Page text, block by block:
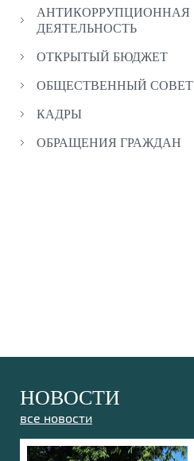
АНТИКОРРУПЦИОННАЯ
ДЕЯТЕЛЬНОСТЬ
ОТКРЫТЫЙ БЮДЖЕТ
ОБЩЕСТВЕННЫЙ СОВЕТ
КАДРЫ
ОБРАЩЕНИЯ ГРАЖДАН
НОВОСТИ
все новости